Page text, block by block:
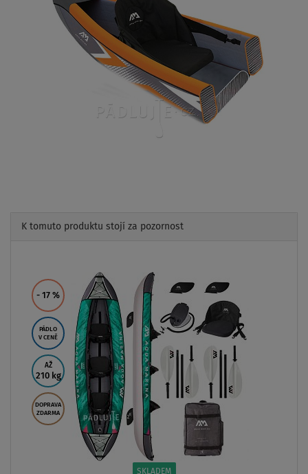
K tomuto produktu stojí za pozornost
- 17 %
PÁDLO
V CENĚ
AŽ
210 kg
DOPRAVA
ZDARMA
SKLADEM